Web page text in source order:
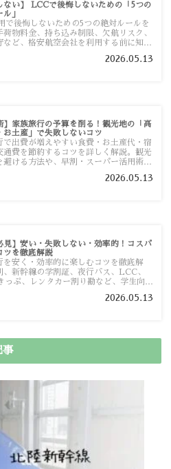
ない】 LCCで後悔しないための「5つの
」
で後悔しないための5つの絶対ルールを
荷物料金、持ち込み制限、欠航リスク、
など、格安航空会社を利用する前に知っ
2026.05.13
】家族旅行の予算を削る！観光地の「高
お土産」で失敗しないコツ
で出費が増えやすい食費・お土産代・宿
通費を節約するコツを詳しく解説。観光
避ける方法や、早割・スーパー活用術、
2026.05.13
見】安い・失敗しない・効率的！コスパ
ツを徹底解説
を安く・効率的に楽しむコツを徹底解
、新幹線の学割証、夜行バス、LCC、
っぷ、レンタカー割り勘など、学生向け
2026.05.13
事